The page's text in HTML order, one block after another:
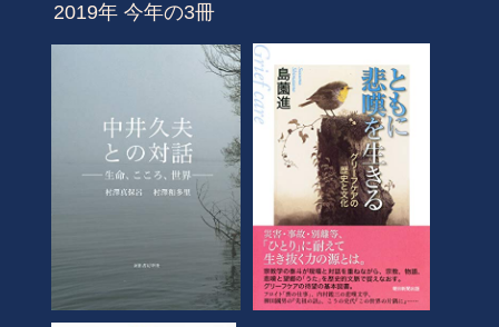
2019年 今年の3冊